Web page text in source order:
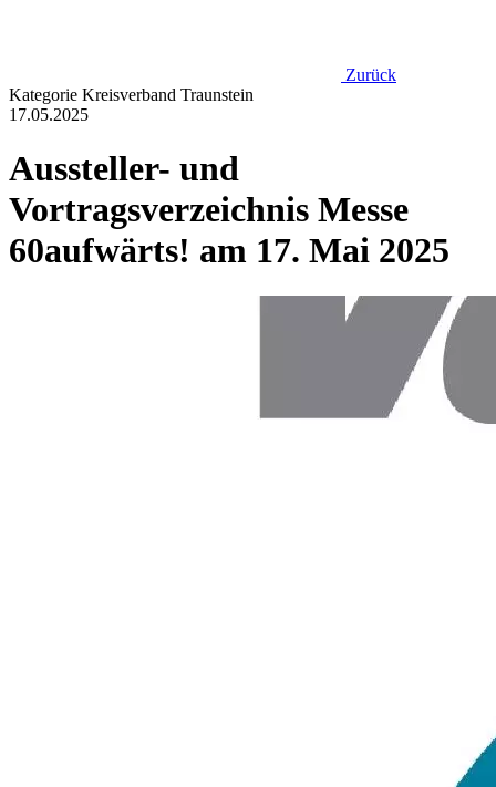
Zurück
Kategorie Kreisverband Traunstein
17.05.2025
Aussteller- und
Vortragsverzeichnis Messe
60aufwärts! am 17. Mai 2025